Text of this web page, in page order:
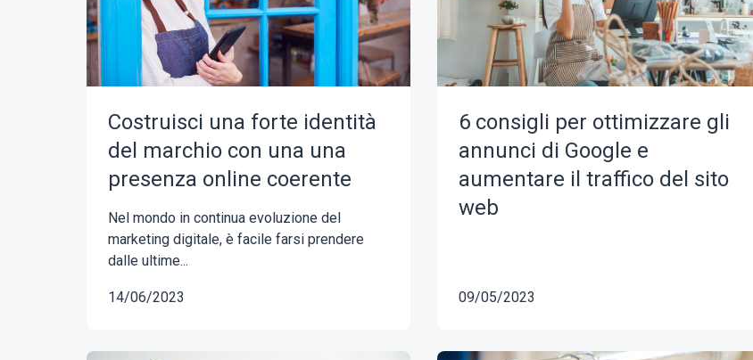
Costruisci una forte identità
del marchio con una una
presenza online coerente
Nel mondo in continua evoluzione del
marketing digitale, è facile farsi prendere
dalle ultime...
14/06/2023
6 consigli per ottimizzare gli
annunci di Google e
aumentare il traffico del sito
web
09/05/2023